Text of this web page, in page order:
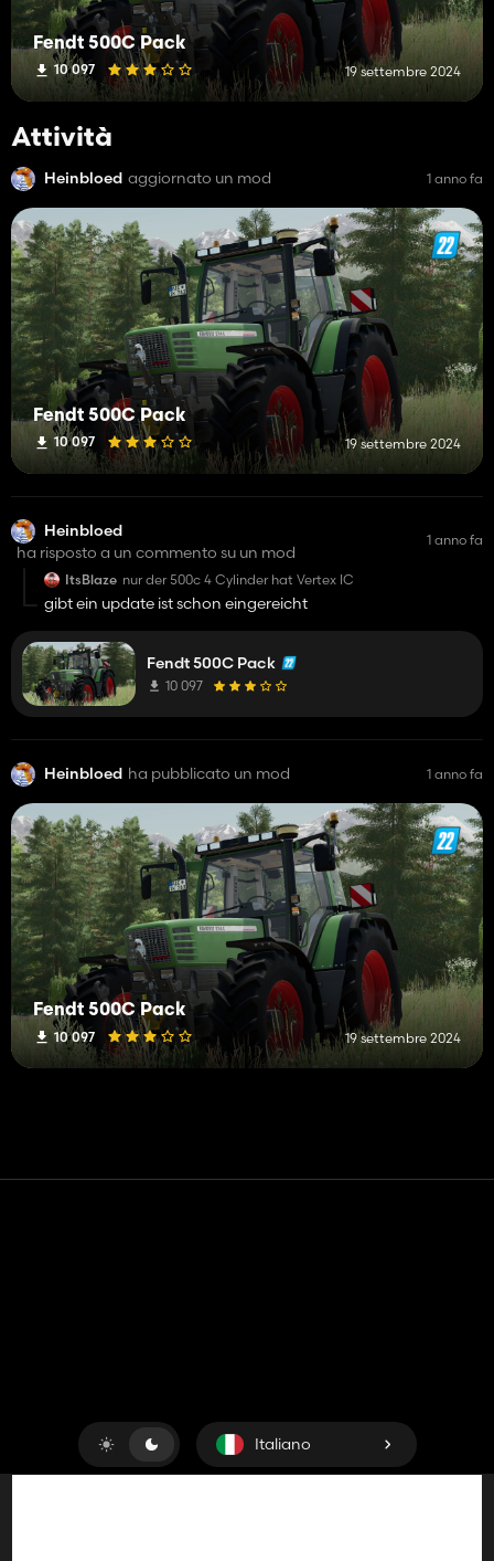
Fendt 500C Pack
10 097 19 settembre 2024
Attività
Heinbloed aggiornato un mod 1 anno fa
Fendt 500C Pack
10 097 19 settembre 2024
Heinbloed
ha risposto a un commento su un mod
1 anno fa
ItsBlaze nur der 500c 4 Cylinder hat Vertex IC
gibt ein update ist schon eingereicht
Fendt 500C Pack
10 097
Heinbloed ha pubblicato un mod 1 anno fa
Fendt 500C Pack
10 097 19 settembre 2024
Italiano